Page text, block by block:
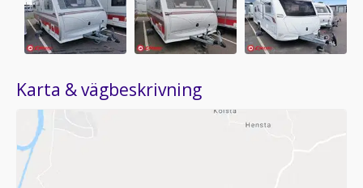
Karta & vägbeskrivning